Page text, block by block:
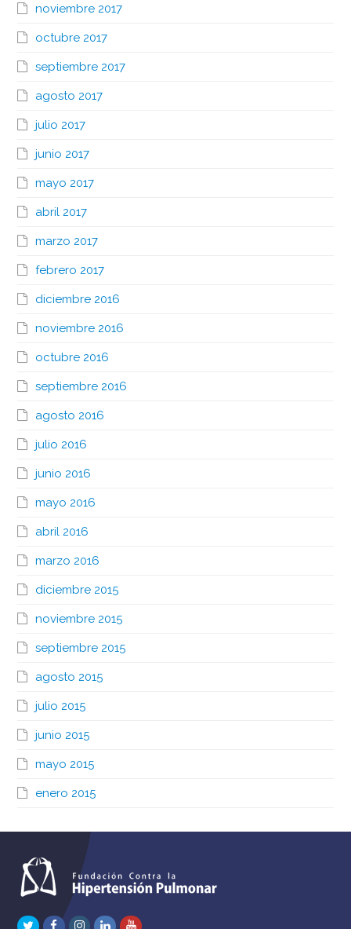
noviembre 2017
octubre 2017
septiembre 2017
agosto 2017
julio 2017
junio 2017
mayo 2017
abril 2017
marzo 2017
febrero 2017
diciembre 2016
noviembre 2016
octubre 2016
septiembre 2016
agosto 2016
julio 2016
junio 2016
mayo 2016
abril 2016
marzo 2016
diciembre 2015
noviembre 2015
septiembre 2015
agosto 2015
julio 2015
junio 2015
mayo 2015
enero 2015
TwitterFacebook
Instagram
LinkedInYoutube